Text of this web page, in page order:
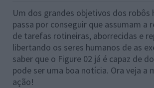
Um dos grandes objetivos dos robôs
passa por conseguir que assumam a
de tarefas rotineiras, aborrecidas e
libertando os seres humanos de as
saber que o Figure 02 já é capaz de
pode ser uma boa notícia. Ora veja a
ação!